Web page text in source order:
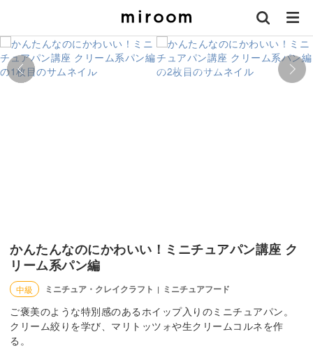
かんたんなのにかわいい！ミニチュアパン講座 ク
リーム系パン編
中級 ミニチュア・クレイクラフト | ミニチュアフード
ご褒美のような特別感のあるホイップ入りのミニチュアパン。
クリーム絞りを学び、マリトッツォや生クリームコルネを作
る。